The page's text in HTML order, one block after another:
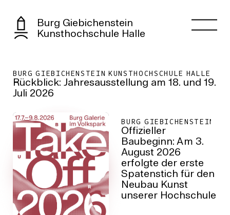
Burg Giebichenstein
Kunsthochschule Halle
BURG GIEBICHENSTEIN KUNSTHOCHSCHULE HALLE
Rückblick: Jahresausstellung am 18. und 19.
Juli 2026
BURG GIEBICHENSTEIN
Offizieller
Baubeginn: Am 3.
August 2026
erfolgte der erste
Spatenstich für den
Neubau Kunst
unserer Hochschule